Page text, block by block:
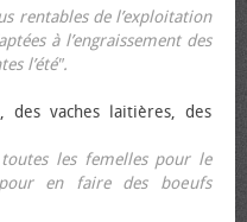
rentables de l’exploitation
à l’engraissement des
l’été".
vaches laitières, des
les femelles pour le
en faire des bœufs